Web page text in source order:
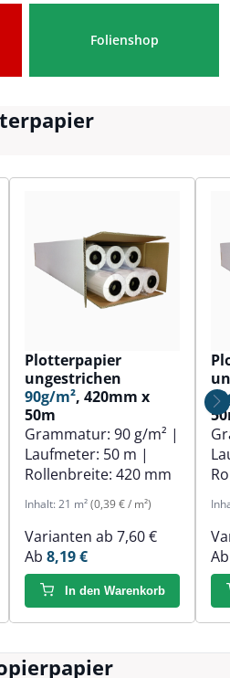
Folienshop
Plotterpapier
ungestrichen
90g/m², 420mm x
50m
Grammatur: 90 g/m² |
Laufmeter: 50 m |
Rollenbreite: 420 mm
Inhalt: 21 m²(0,39 € / m²)
Varianten ab 7,60 €
Ab 8,19 €
In den Warenkorb